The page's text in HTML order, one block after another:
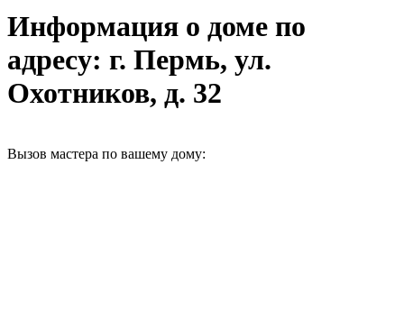
Информация о доме по
адресу: г. Пермь, ул.
Охотников, д. 32
Вызов мастера по вашему дому: